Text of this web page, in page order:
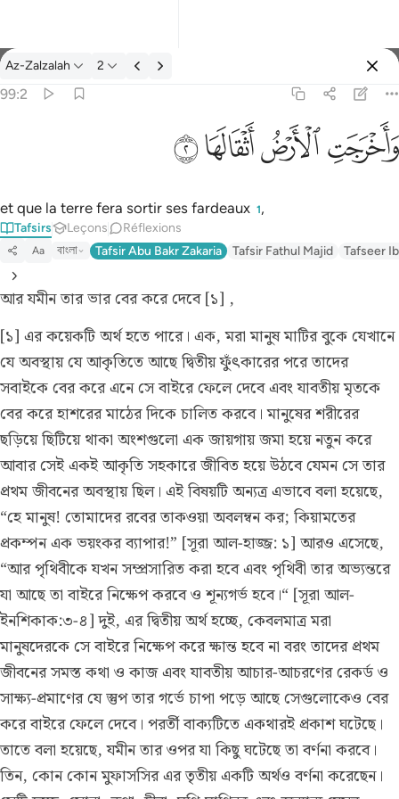
Tafsir: Az-Zalzalah 99:2
Az-Zalzalah 2
99:2
ﱺﱻﱼﱽ
et que la terre fera sortir ses fardeaux 1,
Tafsirs Leçons Réflexions
Aa বাংলা Tafsir Abu Bakr Zakaria Tafsir Fathul Majid Tafseer
আর যমীন তার ভার বের করে দেবে [১] ,
[১] এর কয়েকটি অর্থ হতে পারে। এক, মরা মানুষ মাটির বুকে যেখানে
যে অবস্থায় যে আকৃতিতে আছে দ্বিতীয় ফুঁৎকারের পরে তাদের
সবাইকে বের করে এনে সে বাইরে ফেলে দেবে এবং যাবতীয় মৃতকে
বের করে হাশরের মাঠের দিকে চালিত করবে। মানুষের শরীরের
ছড়িয়ে ছিটিয়ে থাকা অংশগুলো এক জায়গায় জমা হয়ে নতুন করে
আবার সেই একই আকৃতি সহকারে জীবিত হয়ে উঠবে যেমন সে তার
প্রথম জীবনের অবস্থায় ছিল। এই বিষয়টি অন্যত্র এভাবে বলা হয়েছে,
“হে মানুষ! তোমাদের রবের তাকওয়া অবলম্বন কর; কিয়ামতের
প্রকম্পন এক ভয়ংকর ব্যাপার!” [সূরা আল-হাজ্জ: ১] আরও এসেছে,
“আর পৃথিবীকে যখন সম্প্রসারিত করা হবে এবং পৃথিবী তার অভ্যন্তরে
যা আছে তা বাইরে নিক্ষেপ করবে ও শূন্যগর্ভ হবে।“ [সূরা আল-
ইনশিকাক:৩-৪] দুই, এর দ্বিতীয় অর্থ হচ্ছে, কেবলমাত্ৰ মরা
মানুষদেরকে সে বাইরে নিক্ষেপ করে ক্ষান্ত হবে না বরং তাদের প্রথম
জীবনের সমস্ত কথা ও কাজ এবং যাবতীয় আচার-আচরণের রেকর্ড ও
সাক্ষ্য-প্রমাণের যে স্তুপ তার গর্ভে চাপা পড়ে আছে সেগুলোকেও বের
করে বাইরে ফেলে দেবে। পরর্তী বাক্যটিতে একথারই প্ৰকাশ ঘটেছে।
তাতে বলা হয়েছে, যমীন তার ওপর যা কিছু ঘটেছে তা বর্ণনা করবে।
তিন, কোন কোন মুফাসসির এর তৃতীয় একটি অর্থও বর্ণনা করেছেন।